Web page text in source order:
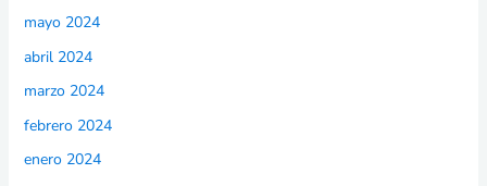
mayo 2024
abril 2024
marzo 2024
febrero 2024
enero 2024